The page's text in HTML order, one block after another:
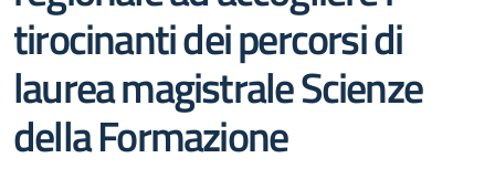
tirocinanti dei percorsi di
laurea magistrale Scienze
della Formazione